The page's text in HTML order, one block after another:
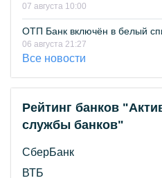
07 августа 10:00
ОТП Банк включён в белый
06 августа 21:27
Все новости
Рейтинг банков
службы банков"
СберБанк
ВТБ